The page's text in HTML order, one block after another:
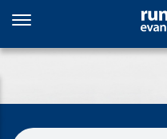
zum
Inhalt